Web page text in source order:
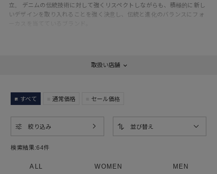
立。 デニムの伝統技術に対して強くリスペクトしながらも、積極的に新し
いデザインを取り入れることを強く決意し、伝統と進化のバランスにフォ
取扱い店舗
すべて 通常価格 セール価格
検索結果:64件
絞り込み 並び替え
ALL WOMEN MEN